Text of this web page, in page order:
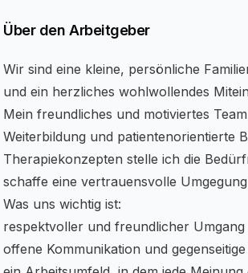
Über den Arbeitgeber
Wir sind eine kleine, persönliche
und ein herzliches wohlwollendes
Mein freundliches und motiviertes
Weiterbildung und patientenorientierte
Therapiekonzepten stelle ich die
schaffe eine vertrauensvolle
Was uns wichtig ist:
respektvoller und freundlicher Umgang
offene Kommunikation und